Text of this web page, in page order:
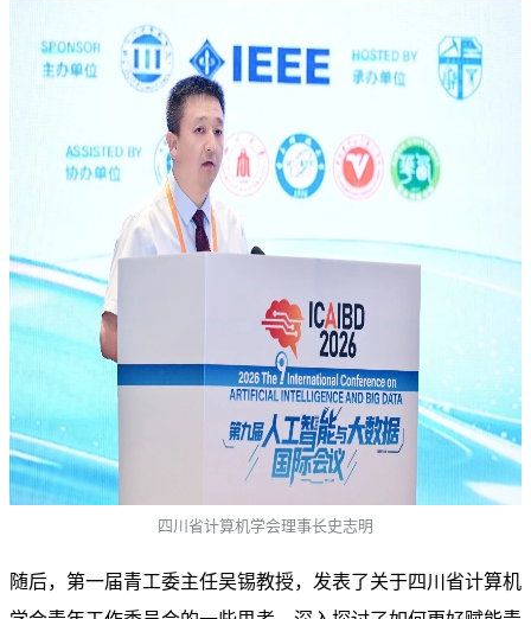
四川省计算机学会理事长史志明
随后，第一届青工委主任吴锡教授，发表了关于四川省计算机